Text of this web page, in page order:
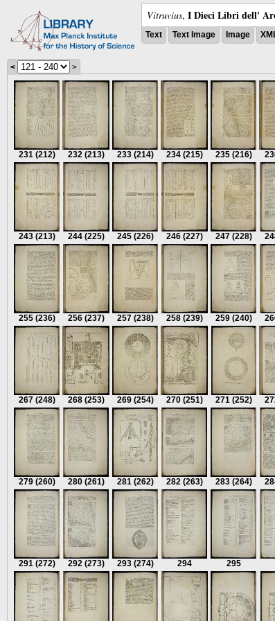
Vitruvius, I Dieci Libri dell'
Text Text Image Image
< >
231 (212) 232 (213) 233 (214) 234 (215) 235 (216)
243 (213) 244 (225) 245 (226) 246 (227) 247 (228)
255 (236) 256 (237) 257 (238) 258 (239) 259 (240)
267 (248) 268 (253) 269 (254) 270 (251) 271 (252)
279 (260) 280 (261) 281 (262) 282 (263) 283 (264)
291 (272) 292 (273) 293 (274) 294 295